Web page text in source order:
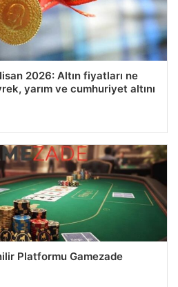
2026: Altın fiyatları ne
yarım ve cumhuriyet altını
Platformu Gamezade